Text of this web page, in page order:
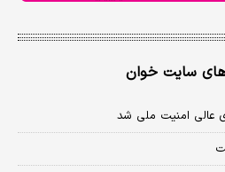
سایت خوان
عالی امنیت ملی شد